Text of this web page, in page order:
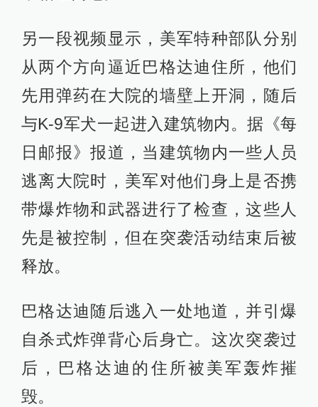
另一段视频显示，美军特种部队分别
从两个方向逼近巴格达迪住所，他们
先用弹药在大院的墙壁上开洞，随后
与K-9军犬一起进入建筑物内。据《每
日邮报》报道，当建筑物内一些人员
逃离大院时，美军对他们身上是否携
带爆炸物和武器进行了检查，这些人
先是被控制，但在突袭活动结束后被
释放。
巴格达迪随后逃入一处地道，并引爆
自杀式炸弹背心后身亡。这次突袭过
后，巴格达迪的住所被美军轰炸摧
毁。